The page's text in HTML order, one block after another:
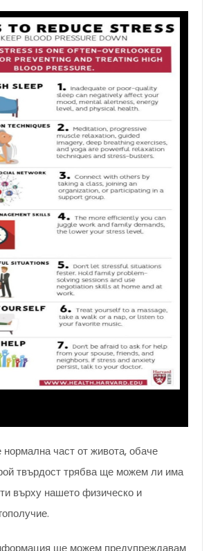
част от живота, обаче
твърдост трябва ще можем ли има
върху нашето физическо и
ще можем предупреждавам